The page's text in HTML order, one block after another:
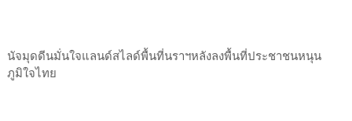
นัจมุดดีนมั่นใจแลนด์สไลด์พื้นที่นราฯหลังลงพื้นที่ประชาชนหนุน
ภูมิใจไทย